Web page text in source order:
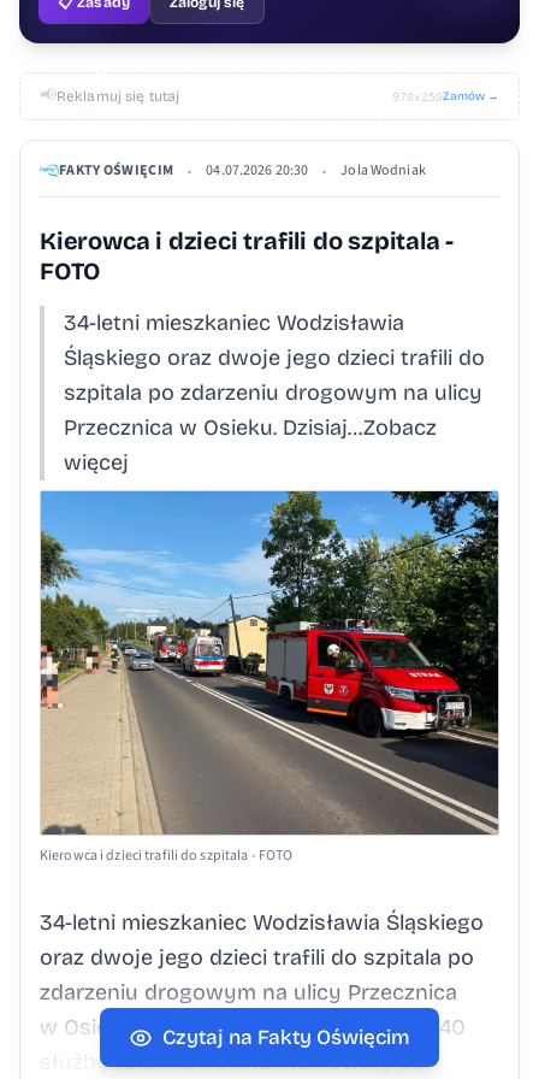
📢Reklamuj się tutaj 970×250Zamów →
FAKTY OŚWIĘCIM • 04.07.2026 20:30 • Jola Wodniak
Kierowca i dzieci trafili do szpitala -
FOTO
34-letni mieszkaniec Wodzisławia
Śląskiego oraz dwoje jego dzieci trafili do
szpitala po zdarzeniu drogowym na ulicy
Przecznica w Osieku. Dzisiaj…Zobacz
więcej
Kierowca i dzieci trafili do szpitala - FOTO
34-letni mieszkaniec Wodzisławia Śląskiego
oraz dwoje jego dzieci trafili do szpitala po
zdarzeniu drogowym na ulicy Przecznica
w Osieku. Dzisiaj, 4 lipca, około godz. 17.40
służby ratunkowe interweniowały po
Czytaj na Fakty Oświęcim